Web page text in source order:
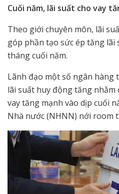
Cuối năm, lãi suất cho vay
Theo giới chuyên môn, lãi
góp phần tạo sức ép tăng lãi
tháng cuối năm.
Lãnh đạo một số ngân hàng
lãi suất huy động tăng nhằm
vay tăng mạnh vào dịp cuối
Nhà nước (NHNN) nới room